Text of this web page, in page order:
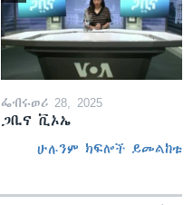
ፌብሩወሪ 28, 2025
ጋቢና ቪኦኤ
ሁሉንም ክፍሎች ይመልከቱ